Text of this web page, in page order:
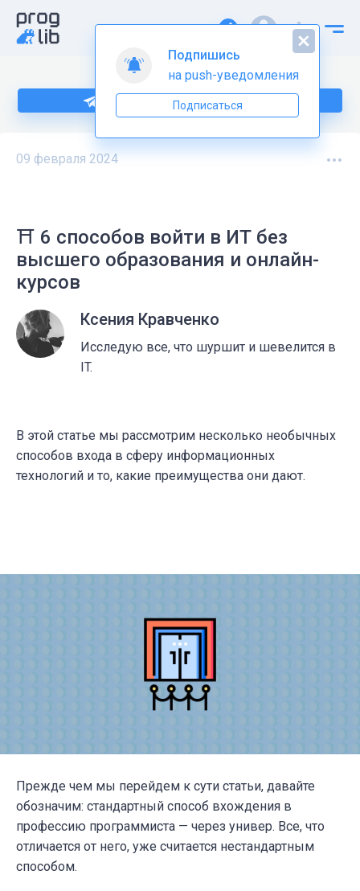
Подпишитесь на нас в Telegram
09 февраля 2024
⛩️ 6 способов войти в ИТ без
высшего образования и онлайн-
курсов
Ксения Кравченко
Исследую все, что шуршит и шевелится в
IT.
В этой статье мы рассмотрим несколько необычных
способов входа в сферу информационных
технологий и то, какие преимущества они дают.
Прежде чем мы перейдем к сути статьи, давайте
обозначим: стандартный способ вхождения в
профессию программиста — через универ. Все, что
отличается от него, уже считается нестандартным
способом.
Подпишись
на push-уведомления
Подписаться